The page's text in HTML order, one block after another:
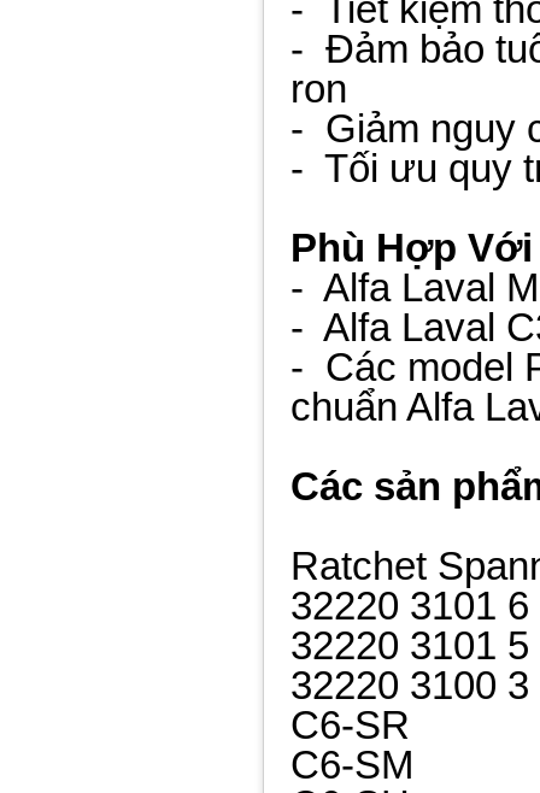
- Tiết kiệm
- Đảm bảo
ron
- Giảm nguy
- Tối ưu quy
Phù Hợp
- Alfa Laval
- Alfa Laval
- Các model
chuẩn Alfa
Các sản
Ratchet
32220 3101
32220 3101
32220 3100
C6-SR
C6-SM